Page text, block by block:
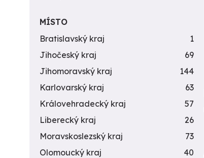
MÍSTO
Bratislavský kraj
1
Jihočeský kraj
69
Jihomoravský kraj
144
Karlovarský kraj
63
Královehradecký kraj
57
Liberecký kraj
26
Moravskoslezský kraj
73
Olomoucký kraj
40